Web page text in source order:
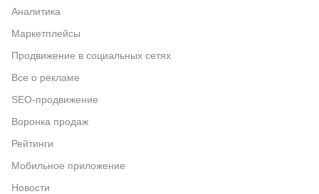
Аналитика
Маркетплейсы
Продвижение в социальных сетях
Все о рекламе
SEO-продвижение
Воронка продаж
Рейтинги
Мобильное приложение
Новости